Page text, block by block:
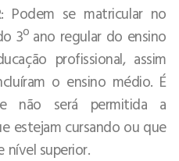
Podem se matricular no
3º ano regular do ensino
profissional, assim
o ensino médio. É
não será permitida a
estejam cursando ou que
nível superior.